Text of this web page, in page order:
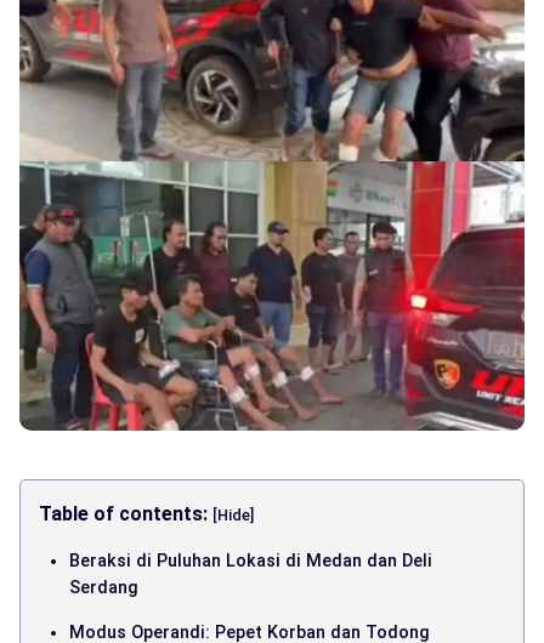
Table of contents: [Hide]
Beraksi di Puluhan Lokasi di Medan dan Deli
Serdang
Modus Operandi: Pepet Korban dan Todong